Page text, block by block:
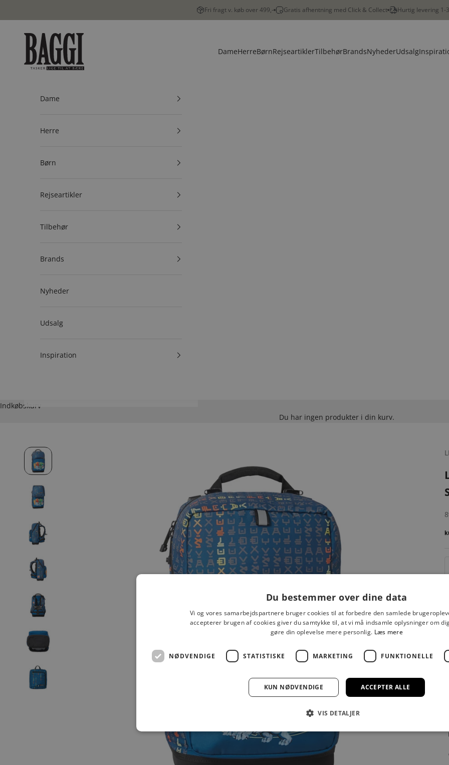
Fri fragt v. køb over 499,- Gratis afhentning med Click & Collect Hurtig levering 1-
BAGGI
DameHerreBørnRejseartiklerTilbehørBrandsNyhederUdsalg
Dame
Herre
Børn
Rejseartikler
Tilbehør
Brands
Nyheder
Udsalg
Inspiration
Indkøbskurv
Du har ingen produkter i din kurv.
Du bestemmer over dine data
Vi og vores samarbejdspartnere bruger cookies til at forbedre den samlede
accepterer brugen af cookies giver du samtykke til, at vi må indsamle oplysninger om
gøre din oplevelse mere personlig. Læs mere
NØDVENDIGE STATISTISKE MARKETING FUNKTIONELLE
ACCEPTER ALLE
KUN NØDVENDIGE
VIS DETALJER